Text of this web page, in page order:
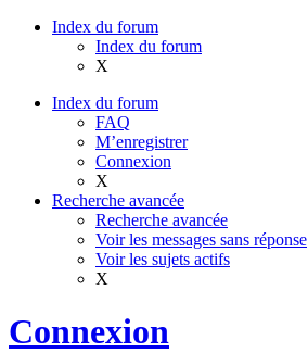
Index du forum
Index du forum
X
Index du forum
FAQ
M’enregistrer
Connexion
X
Recherche avancée
Recherche avancée
Voir les messages sans réponse
Voir les sujets actifs
X
Connexion